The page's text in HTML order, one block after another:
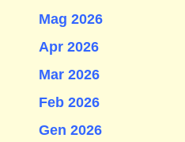
Mag 2026
Apr 2026
Mar 2026
Feb 2026
Gen 2026